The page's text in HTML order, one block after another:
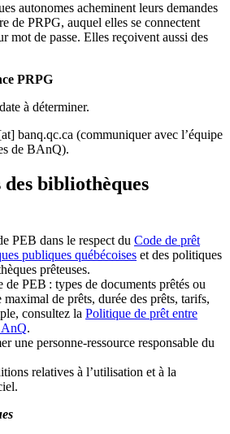
autonomes acheminent leurs demandes
de PRPG, auquel elles se connectent
mot de passe. Elles reçoivent aussi des
PRPG
à déterminer.
banq.qc.ca (communiquer avec l’équipe
de BAnQ).
bibliothèques
PEB dans le respect du Code de prêt
publiques québécoises et des politiques
prêteuses.
de PEB : types de documents prêtés ou
de prêts, durée des prêts, tarifs,
consultez la Politique de prêt entre
.
une personne-ressource responsable du
relatives à l’utilisation et à la